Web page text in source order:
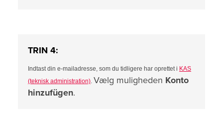
TRIN 4:
Indtast din e-mailadresse, som du tidligere har oprettet i KAS
(teknisk administration). Vælg muligheden Konto
hinzufügen.